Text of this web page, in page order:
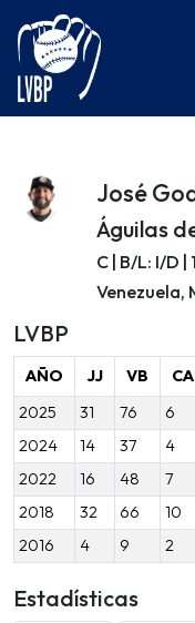
José
Águilas
C | B/L: I/D |
Venezuela,
LVBP
AÑO JJ VB CA
2025
31 76 6
2024
14 37 4
2022
16 48 7
2018
32 66 10
2016
4 9 2
Estadísticas